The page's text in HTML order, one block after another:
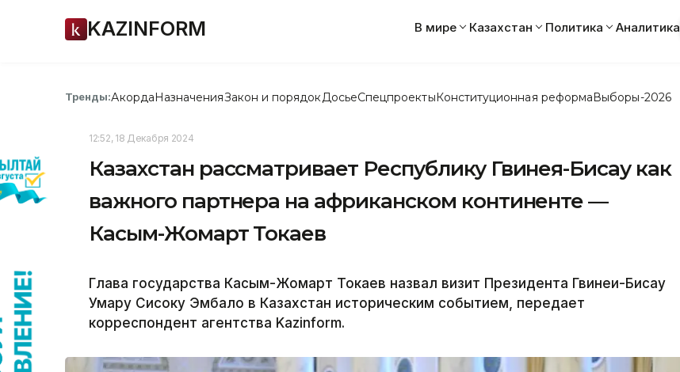
KAZINFORM В мире Казахстан Политика Аналитика
Тренды:АкордаНазначенияЗакон и порядок ДосьеСпецпроектыКонституционная реформаВыборы-2026
12:52, 18 Декабря 2024
Казахстан рассматривает Республику Гвинея-Бисау как
важного партнера на африканском континенте —
Касым-Жомарт Токаев
Глава государства Касым-Жомарт Токаев назвал визит Президента Гвинеи-Бисау
Умару Сисоку Эмбало в Казахстан историческим событием, передает
корреспондент агентства Kazinform.